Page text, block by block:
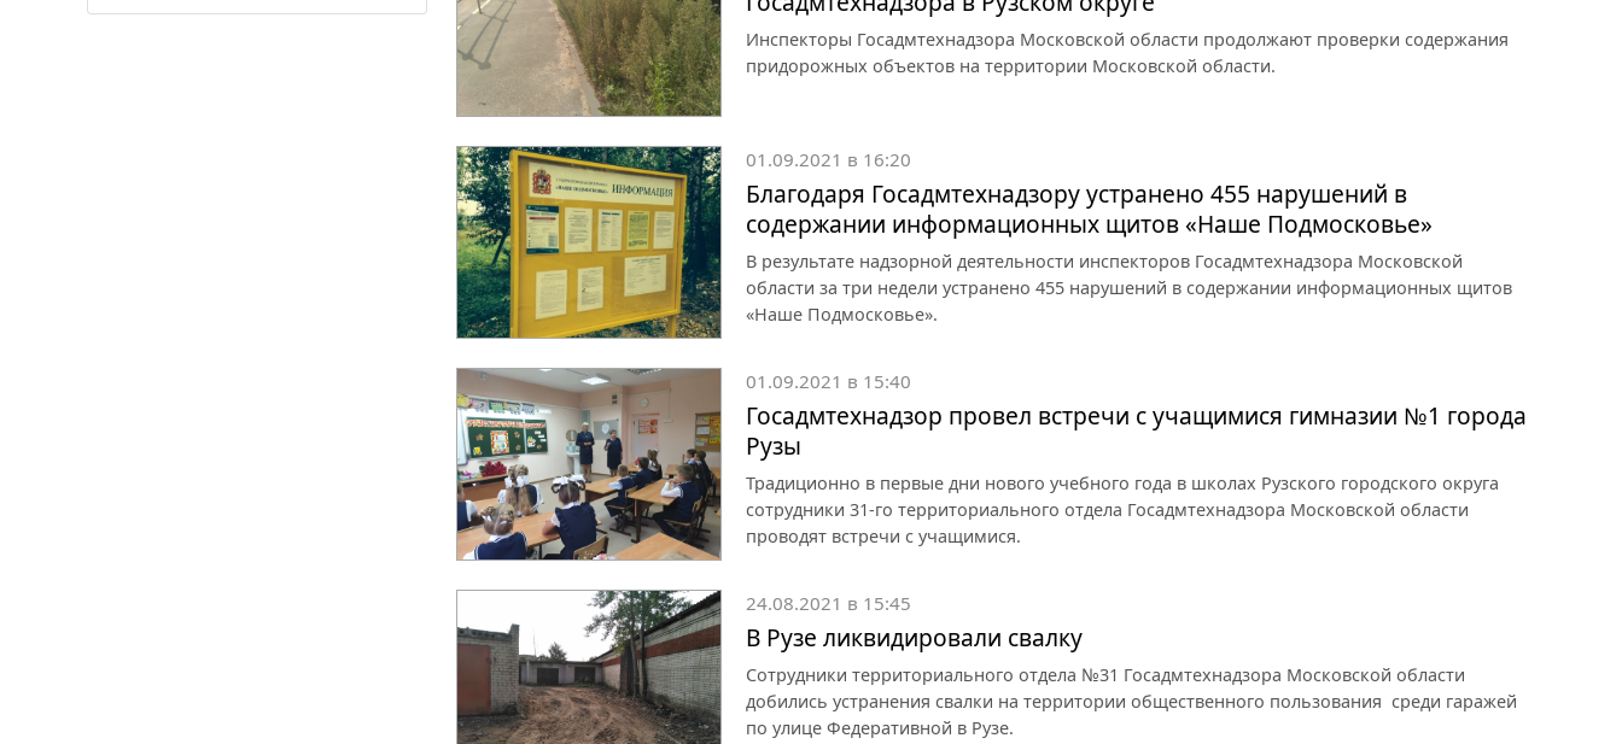
Инспекторы Госадмтехнадзора Московской области продолжают проверки содержания
придорожных объектов на территории Московской области.
01.09.2021 в 16:20
Благодаря Госадмтехнадзору устранено 455 нарушений в
содержании информационных щитов «Наше Подмосковье»
В результате надзорной деятельности инспекторов Госадмтехнадзора Московской
области за три недели устранено 455 нарушений в содержании информационных щитов
«Наше Подмосковье».
01.09.2021 в 15:40
Госадмтехнадзор провел встречи с учащимися гимназии №1 города
Рузы
Традиционно в первые дни нового учебного года в школах Рузского городского округа
сотрудники 31-го территориального отдела Госадмтехнадзора Московской области
проводят встречи с учащимися.
24.08.2021 в 15:45
В Рузе ликвидировали свалку
Сотрудники территориального отдела №31 Госадмтехнадзора Московской области
добились устранения свалки на территории общественного пользования среди гаражей
по улице Федеративной в Рузе.